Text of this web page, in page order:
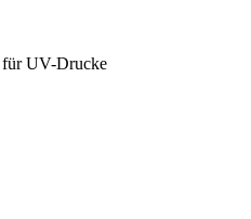
für UV-Drucke